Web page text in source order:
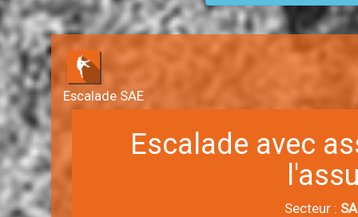
Escalade SAE
Escalade avec
Secteur :